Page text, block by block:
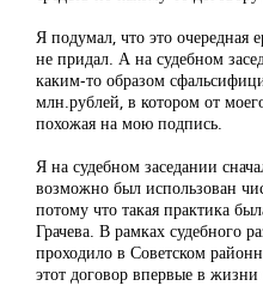
Я подумал, что это очередная
не придал. А на судебном
каким-то образом
млн.рублей, в котором от
похожая на мою подпись.
Я на судебном заседании
возможно был использован
потому что такая практика
Грачева. В рамках судебного
проходило в Советском
этот договор впервые в